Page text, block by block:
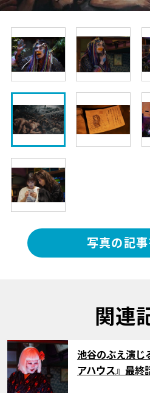
写真の記
関連
サムネイル
池谷のぶえ演じ
アハウス』最